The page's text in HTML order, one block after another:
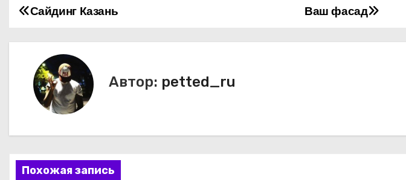
Н
а
а
ц
Ваш фасад
Сайдинг Казань
Автор: petted_ru
Похожая запись